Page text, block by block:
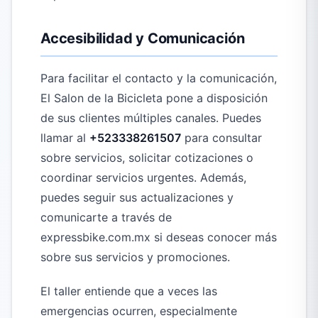
Accesibilidad y Comunicación
Para facilitar el contacto y la comunicación,
El Salon de la Bicicleta pone a disposición
de sus clientes múltiples canales. Puedes
llamar al +523338261507 para consultar
sobre servicios, solicitar cotizaciones o
coordinar servicios urgentes. Además,
puedes seguir sus actualizaciones y
comunicarte a través de
expressbike.com.mx si deseas conocer más
sobre sus servicios y promociones.
El taller entiende que a veces las
emergencias ocurren, especialmente